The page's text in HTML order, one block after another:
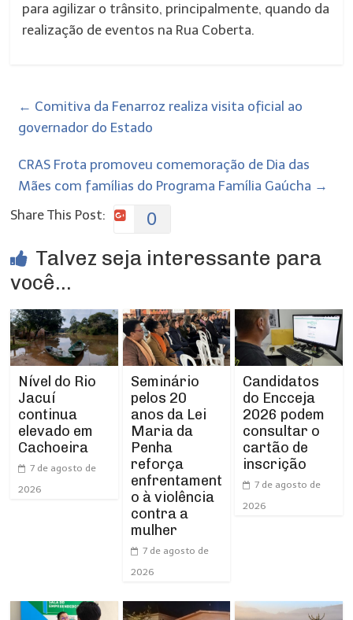
para agilizar o trânsito, principalmente, quando da
realização de eventos na Rua Coberta.
← Comitiva da Fenarroz realiza visita oficial ao
governador do Estado
CRAS Frota promoveu comemoração de Dia das
Mães com famílias do Programa Família Gaúcha →
Share This Post:
0
Talvez seja interessante para
você...
Nível do Rio
Jacuí
continua
elevado em
Cachoeira
7 de agosto de
2026
Seminário
pelos 20
anos da Lei
Maria da
Penha
reforça
enfrentament
o à violência
contra a
mulher
7 de agosto de
2026
Candidatos
do Encceja
2026 podem
consultar o
cartão de
inscrição
7 de agosto de
2026